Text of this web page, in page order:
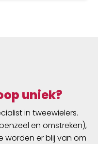
uniek?
in tweewielers.
en omstreken),
worden er blij van om